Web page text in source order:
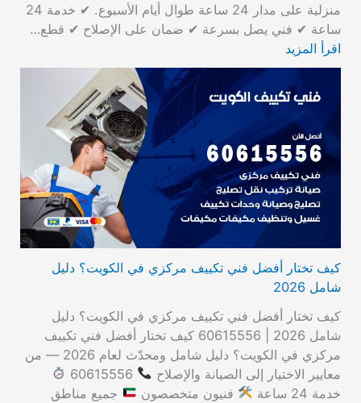
منزلية على مدار 24 ساعة طوال أيام الأسبوع. ✔ خدمة 24
ساعة ✔ فني يصل بسرعة ✔ ضمان على الإصلاح ✔ قطع…
اقرأ المزيد
كيف تختار أفضل فني تكييف مركزي في الكويت؟ دليل
شامل 2026
كيف تختار أفضل فني تكييف مركزي في الكويت؟ دليل
شامل 2026 | 60615556 كيف تختار أفضل فني تكييف
مركزي في الكويت؟ دليل شامل ومحدّث لعام 2026 — من
معايير الاختيار إلى الصيانة والإصلاح
خدمة 24 ساعة
فنيون متخصصون
جميع مناطق